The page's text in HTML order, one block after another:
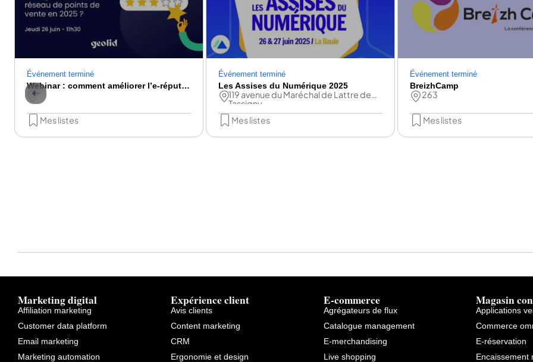
Événement terminé
Webinar : comment améliorer l’e-réputation de son réseau de points de vente en 2025 ?
Mes listes
Événement terminé
Les Assises du Numérique 2025
119 avenue du Maréchal de Lattre de
Tassigny
Mes listes
Événement terminé
BreizhCamp
263
Mes listes
Marketing digital
Affiliation marketing
Customer data platform
Email marketing
Marketing automation
Expérience client
Avis clients
Content marketing
CRM
Ergonomie et design
E-commerce
Agrégateurs de flux
Catalogue management
E-merchandising
Live shopping
Magasin
Applications
Commerce
E-réservation
Encaissement